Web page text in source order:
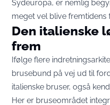
Sydeuropa, er nemlig
meget vel blive fremtidens
Den italienske
frem
Ifølge flere
brusebund på vej ud til
italienske bruser, også
Her er bruseområdet